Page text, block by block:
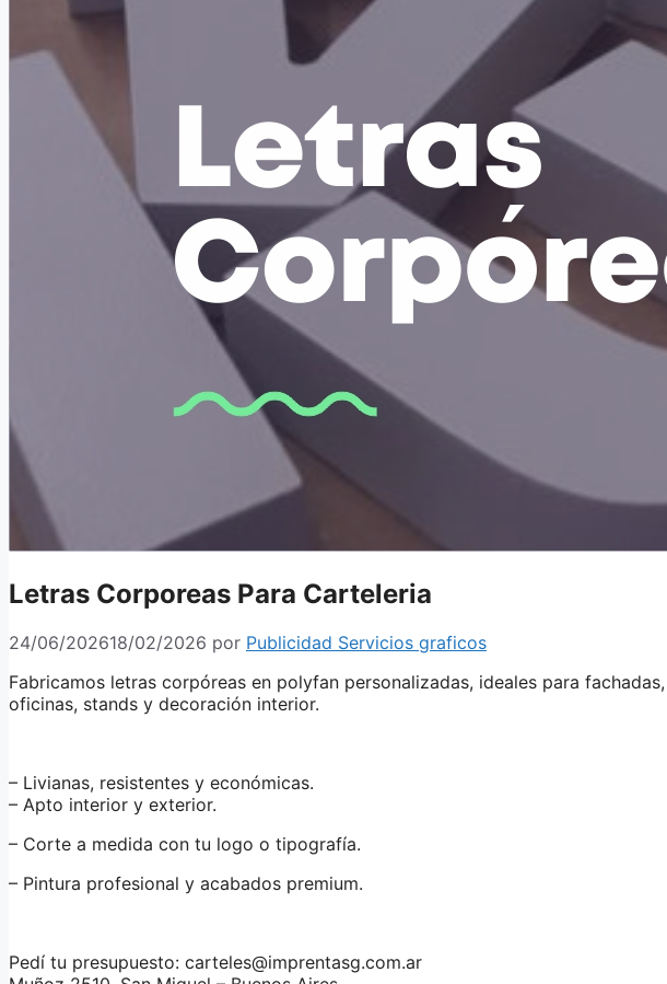
Letras Corporeas Para Carteleria
24/06/202618/02/2026 por Publicidad Servicios graficos
Fabricamos letras corpóreas en polyfan personalizadas, ideales para
oficinas, stands y decoración interior.
– Livianas, resistentes y económicas.
– Apto interior y exterior.
– Corte a medida con tu logo o tipografía.
– Pintura profesional y acabados premium.
Pedí tu presupuesto: carteles@imprentasg.com.ar